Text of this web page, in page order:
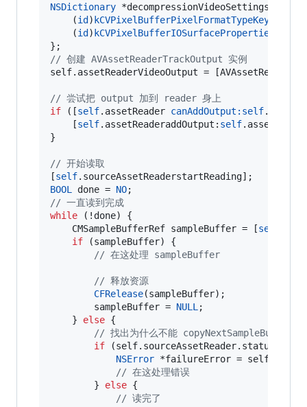
NSDictionary *decompressionVideoSettings = @{
    (
id ) kCVPixelBufferPixelFormatTypeKey
    (
id ) kCVPixelBufferIOSurfacePropertiesKey
// 创建 AVAssetReaderTrackOutput 实例
self.assetReaderVideoOutput =
// 尝试把 output 加到 reader 身上
if ([self.assetReader canAddOutput: self
    [
self.assetReaderaddOutput: self
}
// 开始读取
[self
BOOL
done = NO
// 一直读到完成
while (!done) {
    CMSampleBufferRef sampleBuffer = [
self
if (sampleBuffer) {
// 在这处理 sampleBuffer
// 释放资源
CFRelease(sampleBuffer);
        sampleBuffer =
NULL ;
    }
else {
// 找出为什么不能 copyNextSampleBuffer
if (self. sourceAssetReader. status
NSError *failureError = self.
// 在这处理错误
        }
else {
// 读完了